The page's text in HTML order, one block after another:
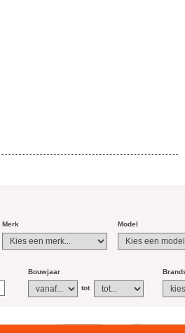
Merk Model
Bouwjaar
tot